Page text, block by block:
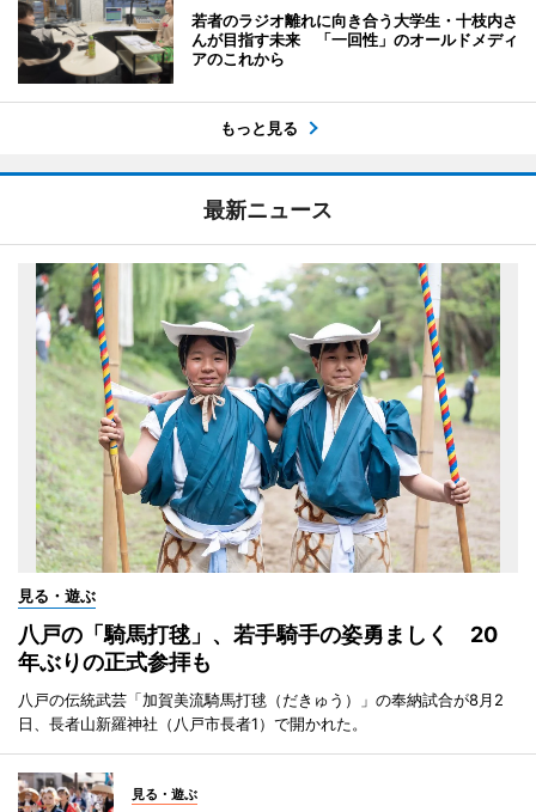
若者のラジオ離れに向き合う大学生・十枝内さ
んが目指す未来 「一回性」のオールドメディ
アのこれから
もっと見る
最新ニュース
見る・遊ぶ
八戸の「騎馬打毬」、若手騎手の姿勇ましく 20
年ぶりの正式参拝も
八戸の伝統武芸「加賀美流騎馬打毬（だきゅう）」の奉納試合が8月2
日、長者山新羅神社（八戸市長者1）で開かれた。
見る・遊ぶ